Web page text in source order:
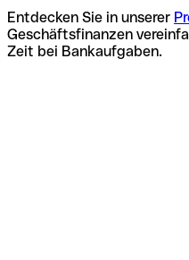
Entdecken Sie in unserer
Geschäftsfinanzen
Zeit bei Bankaufgaben.